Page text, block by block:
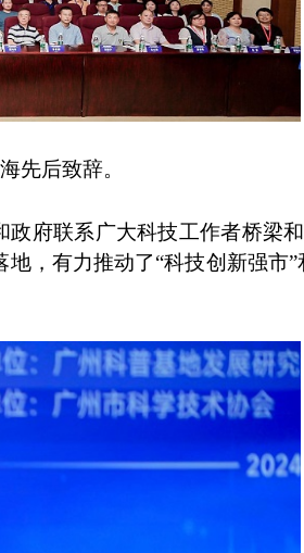
后致辞。
联系广大科技工作者桥梁和
，有力推动了“科技创新强市”